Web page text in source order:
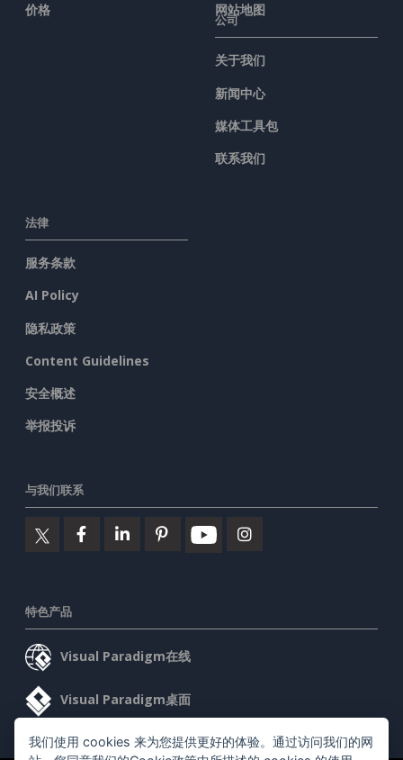
价格
网站地图
公司
关于我们
新闻中心
媒体工具包
联系我们
法律
服务条款
AI Policy
隐私政策
Content Guidelines
安全概述
举报投诉
与我们联系
特色产品
Visual Paradigm在线
Visual Paradigm桌面
我们使用 cookies 来为您提供更好的体验。通过访问我们的网